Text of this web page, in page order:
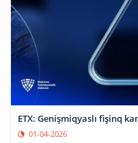
ETX: Genişmiqyaslı fişinq
01-04-2026